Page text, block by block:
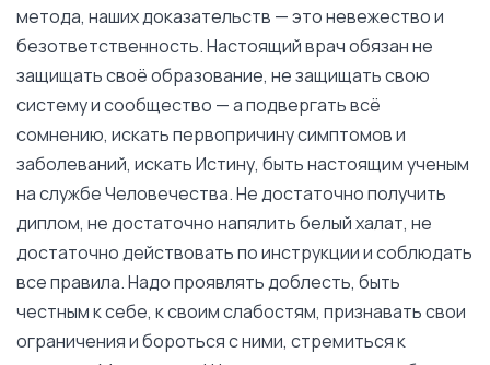
метода, наших доказательств — это невежество и
безответственность. Настоящий врач обязан не
защищать своё образование, не защищать свою
систему и сообщество — а подвергать всё
сомнению, искать первопричину симптомов и
заболеваний, искать Истину, быть настоящим ученым
на службе Человечества. Не достаточно получить
диплом, не достаточно напялить белый халат, не
достаточно действовать по инструкции и соблюдать
все правила. Надо проявлять доблесть, быть
честным к себе, к своим слабостям, признавать свои
ограничения и бороться с ними, стремиться к